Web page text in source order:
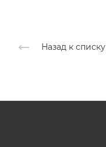
Назад к списку